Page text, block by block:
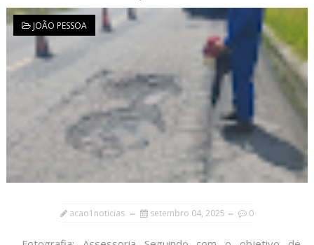
JOÃO PESSOA
acao1noticias setembro 04, 2025 0